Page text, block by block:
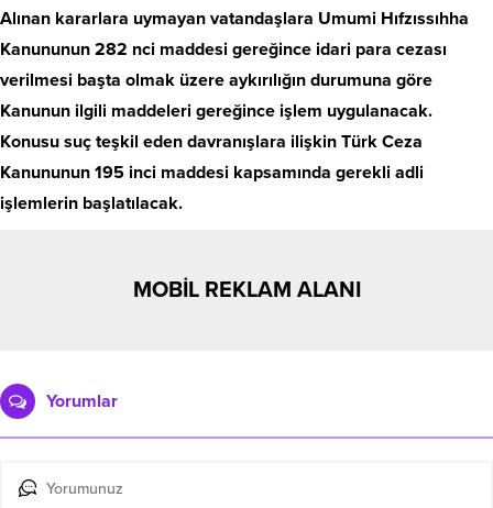
Alınan kararlara uymayan vatandaşlara Umumi Hıfzıssıhha
Kanununun 282 nci maddesi gereğince idari para cezası
verilmesi başta olmak üzere aykırılığın durumuna göre
Kanunun ilgili maddeleri gereğince işlem uygulanacak.
Konusu suç teşkil eden davranışlara ilişkin Türk Ceza
Kanununun 195 inci maddesi kapsamında gerekli adli
işlemlerin başlatılacak.
MOBİL REKLAM ALANI
Yorumlar